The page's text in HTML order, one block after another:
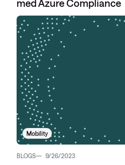
med Azure Compliance
Mobility
BLOGS 9/26/2023